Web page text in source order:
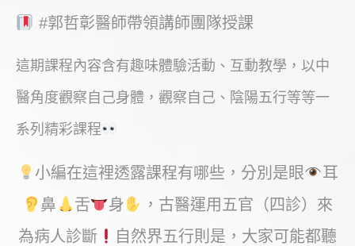
#郭哲彰醫師帶領講師團隊授課
這期課程內容含有趣味體驗活動、互動教學，以中
醫角度觀察自己身體，觀察自己、陰陽五行等等一
系列精彩課程
小編在這裡透露課程有哪些，分別是眼
耳
鼻
舌 身
，古醫運用五官（四診）來
為病人診斷
自然界五行則是，大家可能都聽